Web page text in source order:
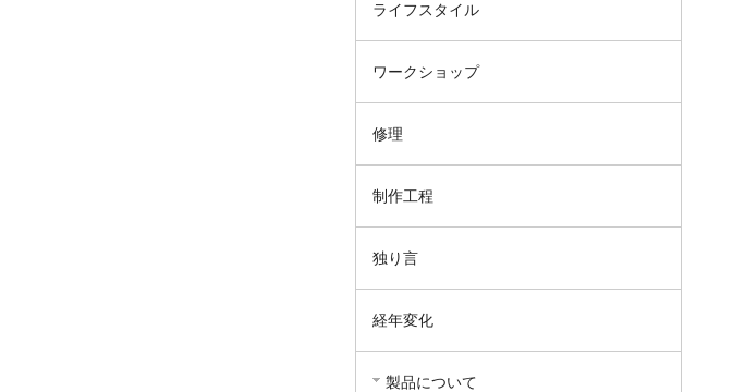
ライフスタイル
ワークショップ
修理
制作工程
独り言
経年変化
製品について